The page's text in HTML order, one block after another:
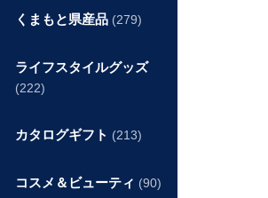
くまもと県産品 (279)
ライフスタイルグッズ
(222)
カタログギフト (213)
コスメ＆ビューティ (90)